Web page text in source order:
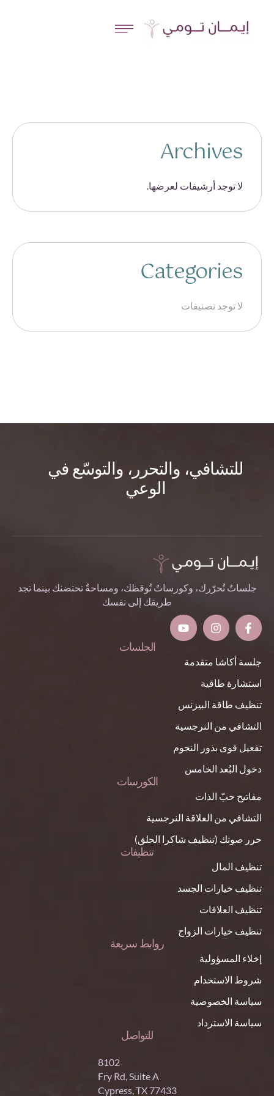
Archives
لا توجد أرشيفات لعرضها.
Categories
لا توجد تصنيفات
للتشافي، والتحرر، والتوسّع في
الوعي
جلساتٌ تُحرّرك، وكورساتٌ تُوقظك، ومساحةٌ تحتضنك بينما تجد
طريقك إلى نفسك
الجلسات
جلسة أكاشا متقدمة
استشارة طاقية
تنظيف طاقة البيزنس
التشافي من النرجسية
تفعيل قوى بذور النجوم
دخول البُعد الخامس
الكورسات
مفاتيح حبّ الذات
التشافي من العلاقة النرجسية
حرر صوتك (تنظيف شاكرا الحلق)
تنظيفات
تنظيف المال
تنظيف خيارات الجسد
تنظيف العلاقات
تنظيف خيارات الزواج
روابط سريعة
إخلاء المسؤولية
شروط الاستخدام
سياسة الخصوصية
سياسة الاسترداد
للتواصل
8102
Fry Rd, Suite A
Cypress, TX 77433